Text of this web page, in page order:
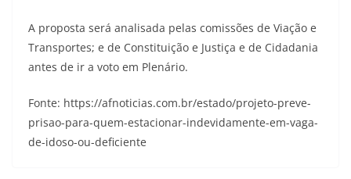
A proposta será analisada pelas comissões de Viação e
Transportes; e de Constituição e Justiça e de Cidadania
antes de ir a voto em Plenário.
Fonte: https://afnoticias.com.br/estado/projeto-preve-
prisao-para-quem-estacionar-indevidamente-em-vaga-
de-idoso-ou-deficiente